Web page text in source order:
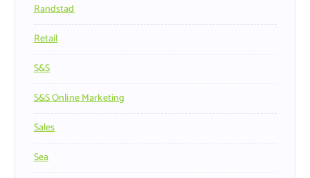
Randstad
Retail
S&s
S&s Online Marketing
Sales
Sea